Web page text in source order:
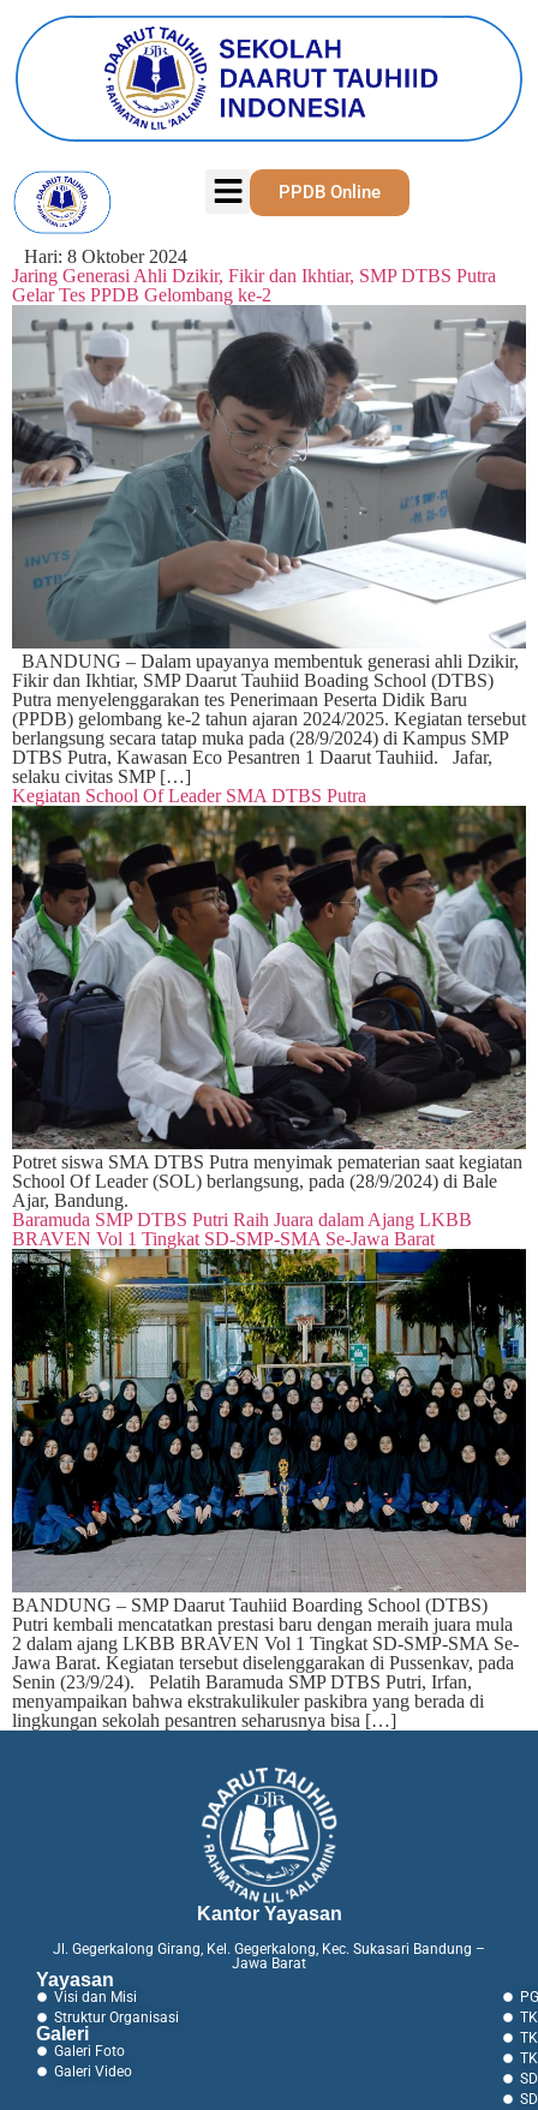
PPDB Online
Hari: 8 Oktober 2024
Jaring Generasi Ahli Dzikir, Fikir dan Ikhtiar, SMP DTBS Putra
Gelar Tes PPDB Gelombang ke-2
BANDUNG – Dalam upayanya membentuk generasi ahli Dzikir,
Fikir dan Ikhtiar, SMP Daarut Tauhiid Boading School (DTBS)
Putra menyelenggarakan tes Penerimaan Peserta Didik Baru
(PPDB) gelombang ke-2 tahun ajaran 2024/2025. Kegiatan tersebut
berlangsung secara tatap muka pada (28/9/2024) di Kampus SMP
DTBS Putra, Kawasan Eco Pesantren 1 Daarut Tauhiid. Jafar,
selaku civitas SMP […]
Kegiatan School Of Leader SMA DTBS Putra
Potret siswa SMA DTBS Putra menyimak pematerian saat kegiatan
School Of Leader (SOL) berlangsung, pada (28/9/2024) di Bale
Ajar, Bandung.
Baramuda SMP DTBS Putri Raih Juara dalam Ajang LKBB
BRAVEN Vol 1 Tingkat SD-SMP-SMA Se-Jawa Barat
BANDUNG – SMP Daarut Tauhiid Boarding School (DTBS)
Putri kembali mencatatkan prestasi baru dengan meraih juara mula
2 dalam ajang LKBB BRAVEN Vol 1 Tingkat SD-SMP-SMA Se-
Jawa Barat. Kegiatan tersebut diselenggarakan di Pussenkav, pada
Senin (23/9/24). Pelatih Baramuda SMP DTBS Putri, Irfan,
menyampaikan bahwa ekstrakulikuler paskibra yang berada di
lingkungan sekolah pesantren seharusnya bisa […]
Kantor Yayasan
Jl. Gegerkalong Girang, Kel. Gegerkalong, Kec. Sukasari Bandung –
Jawa Barat
Yayasan
Visi dan Misi
Struktur Organisasi
Galeri
Galeri Foto
Galeri Video